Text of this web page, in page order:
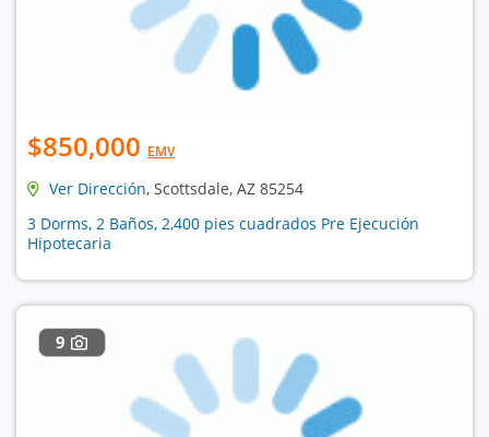
$850,000 EMV
Ver Dirección, Scottsdale, AZ 85254
3 Dorms, 2 Baños, 2,400 pies cuadrados Pre Ejecución
Hipotecaria
9